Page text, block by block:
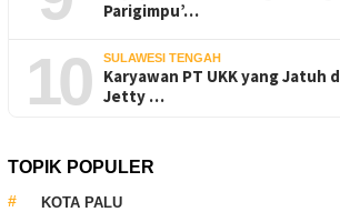
Parigimpu’…
10 SULAWESI TENGAH
Karyawan PT UKK yang Jatuh
Jetty …
TOPIK POPULER
KOTA PALU